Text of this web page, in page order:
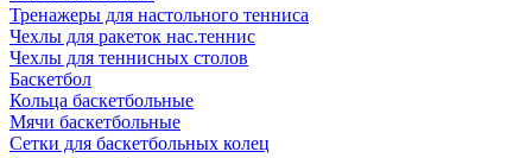
Тренажеры для настольного тенниса
Чехлы для ракеток нас.теннис
Чехлы для теннисных столов
Баскетбол
Кольца баскетбольные
Мячи баскетбольные
Сетки для баскетбольных колец